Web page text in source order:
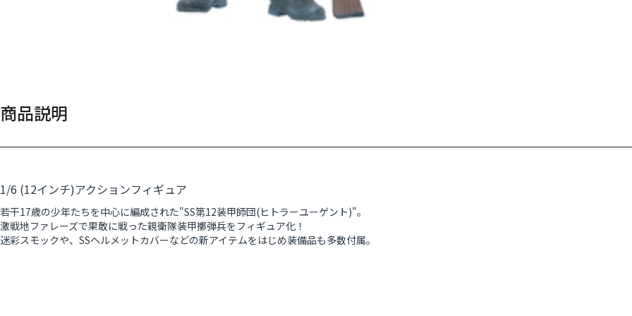
商品説明
1/6 (12インチ)アクションフィギュア
若干17歳の少年たちを中心に編成された"SS第12装甲師団(ヒトラーユーゲント)"。
激戦地ファレーズで果敢に戦った親衛隊装甲擲弾兵をフィギュア化！
迷彩スモックや、SSヘルメットカバーなどの新アイテムをはじめ装備品も多数付属。